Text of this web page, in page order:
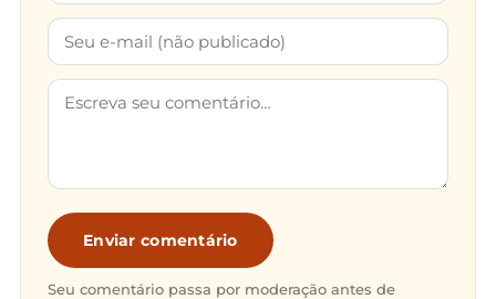
Enviar comentário
Seu comentário passa por moderação antes de